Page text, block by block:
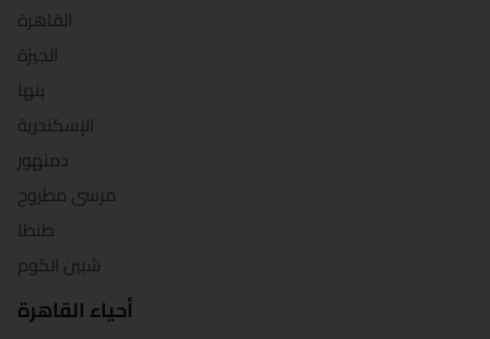
القاهرة
الجيزة
بنها
الإسكندرية
دمنهور
مرسى مطروح
طنطا
شبين الكوم
أحياء القاهرة